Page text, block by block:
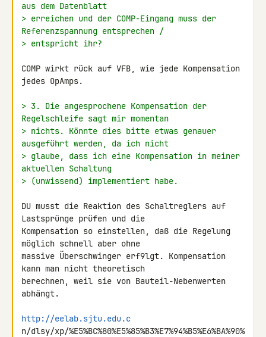
aus dem Datenblatt
> erreichen und der COMP-Eingang muss der
Referenzspannung entsprechen /
> entspricht ihr?
COMP wirkt rück auf VFB, wie jede Kompensation
jedes OpAmps.
> 3. Die angesprochene Kompensation der
Regelschleife sagt mir momentan
> nichts. Könnte dies bitte etwas genauer
ausgeführt werden, da ich nicht
> glaube, dass ich eine Kompensation in meiner
aktuellen Schaltung
> (unwissend) implementiert habe.
DU musst die Reaktion des Schaltreglers auf
Lastsprünge prüfen und die
Kompensation so einstellen, daß die Regelung
möglich schnell aber ohne
massive Überschwinger erf9lgt. Kompensation
kann man nicht theoretisch
berechnen, weil sie von Bauteil-Nebenwerten
abhängt.
http://eelab.sjtu.edu.c
n/dlsy/xp/%E5%BC%80%E5%85%B3%E7%94%B5%E6%BA%90%